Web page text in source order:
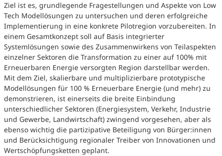
Ziel ist es, grundlegende Fragestellungen und Aspekte von Low
Tech Modellösungen zu untersuchen und deren erfolgreiche
Implementierung in eine konkrete Pilotregion vorzubereiten. In
einem Gesamtkonzept soll auf Basis integrierter
Systemlösungen sowie des Zusammenwirkens von Teilaspekten
einzelner Sektoren die Transformation zu einer auf 100% mit
Erneuerbaren Energie versorgten Region darstellbar werden.
Mit dem Ziel, skalierbare und multiplizierbare prototypische
Modellösungen für 100 % Erneuerbare Energie (und mehr) zu
demonstrieren, ist einerseits die breite Einbindung
unterschiedlicher Sektoren (Energiesystem, Verkehr, Industrie
und Gewerbe, Landwirtschaft) zwingend vorgesehen, aber als
ebenso wichtig die partizipative Beteiligung von Bürger:innen
und Berücksichtigung regionaler Treiber von Innovationen und
Wertschöpfungsketten geplant.